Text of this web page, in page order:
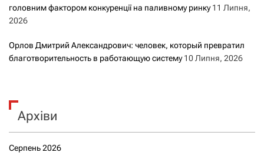
головним фактором конкуренції на паливному ринку 11 Липня,
2026
Орлов Дмитрий Александрович: человек, который превратил
благотворительность в работающую систему 10 Липня, 2026
Архіви
Серпень 2026